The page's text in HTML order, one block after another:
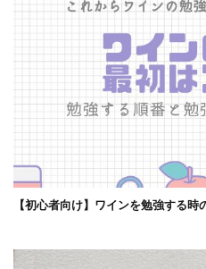
【初心者向け】ワインを勉強する